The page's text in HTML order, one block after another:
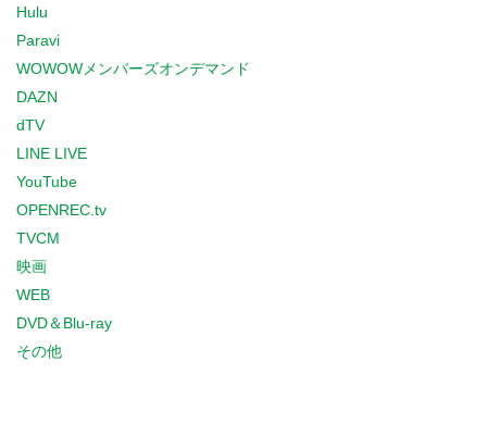
Hulu
Paravi
WOWOWメンバーズオンデマンド
DAZN
dTV
LINE LIVE
YouTube
OPENREC.tv
TVCM
映画
WEB
DVD＆Blu-ray
その他